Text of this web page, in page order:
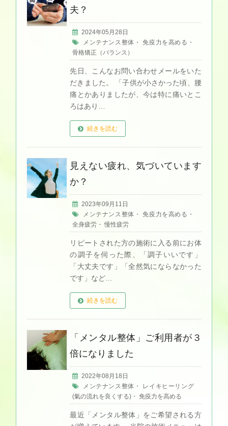
夫？
2024年05月28日
メンテナンス整体 ・免疫力を高める ・
骨格矯正（バランス）
先日、こんなお問い合わせメールをいた
だきました。 「子供が小さかった頃、腰
痛とかありましたが、今は特に痛いとこ
ろはあり…
続きを読む
見えない疲れ、気づいています
か？
2023年09月11日
メンテナンス整体 ・免疫力を高める ・
全身疲労 ・慢性疲労
リピートされた方の施術に入る前にお体
の調子を伺った際、「調子いいです」
「大丈夫です」「全然気にならなかった
です」など…
続きを読む
「メンタル整体」ご利用者が３
倍になりました
2022年08月18日
メンテナンス整体 ・
レイキヒーリング
(氣の流れを良くする) ・免疫力を高める
最近「メンタル整体」をご希望される方